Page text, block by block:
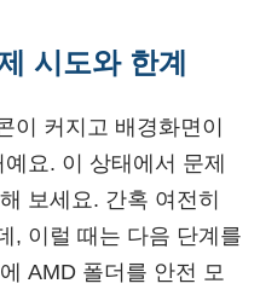
시도와 한계
이 커지고 배경화면이
요. 이 상태에서 문제
보세요. 간혹 여전히
, 이럴 때는 다음 단계를
AMD 폴더를 안전 모